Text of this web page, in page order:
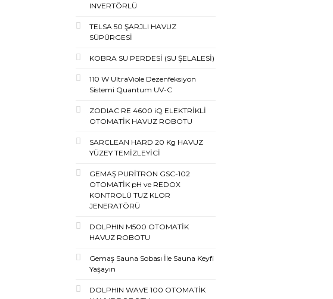
INVERTÖRLÜ
TELSA 50 ŞARJLI HAVUZ
SÜPÜRGESİ
KOBRA SU PERDESİ (SU ŞELALESİ)
110 W UltraViole Dezenfeksiyon
Sistemi Quantum UV-C
ZODIAC RE 4600 iQ ELEKTRİKLİ
OTOMATİK HAVUZ ROBOTU
SARCLEAN HARD 20 Kg HAVUZ
YÜZEY TEMİZLEYİCİ
GEMAŞ PURİTRON GSC-102
OTOMATİK pH ve REDOX
KONTROLÜ TUZ KLOR
JENERATÖRÜ
DOLPHIN M500 OTOMATİK
HAVUZ ROBOTU
Gemaş Sauna Sobası İle Sauna Keyfi
Yaşayın
DOLPHIN WAVE 100 OTOMATİK